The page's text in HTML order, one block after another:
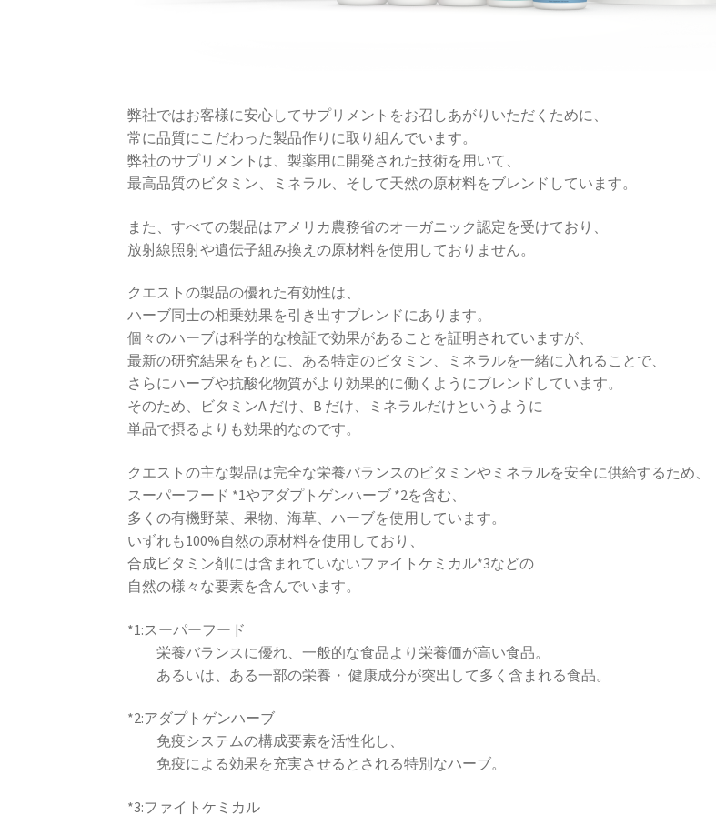
弊社ではお客様に安心してサプリメントをお召しあがりいただくために、
常に品質にこだわった製品作りに取り組んでいます。
弊社のサプリメントは、製薬用に開発された技術を用いて、
最高品質のビタミン、ミネラル、そして天然の原材料をブレンドしています。
また、すべての製品はアメリカ農務省のオーガニック認定を受けており、
放射線照射や遺伝子組み換えの原材料を使用しておりません。
クエストの製品の優れた有効性は、
ハーブ同士の相乗効果を引き出すブレンドにあります。
個々のハーブは科学的な検証で効果があることを証明されていますが、
最新の研究結果をもとに、ある特定のビタミン、ミネラルを一緒に入れることで、
さらにハーブや抗酸化物質がより効果的に働くようにブレンドしています。
そのため、ビタミンA だけ、B だけ、ミネラルだけというように
単品で摂るよりも効果的なのです。
クエストの主な製品は完全な栄養バランスのビタミンやミネラルを安全に供給するため、
スーパーフード *1やアダプトゲンハーブ *2を含む、
多くの有機野菜、果物、海草、ハーブを使用しています。
いずれも100%自然の原材料を使用しており、
合成ビタミン剤には含まれていないファイトケミカル*3などの
自然の様々な要素を含んでいます。
*1:スーパーフード
栄養バランスに優れ、一般的な食品より栄養価が高い食品。
あるいは、ある一部の栄養・ 健康成分が突出して多く含まれる食品。
*2:アダプトゲンハーブ
免疫システムの構成要素を活性化し、
免疫による効果を充実させるとされる特別なハーブ。
*3:ファイトケミカル